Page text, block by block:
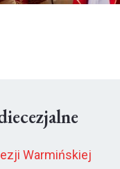
Warmińskiej